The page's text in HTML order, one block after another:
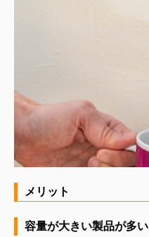
メリット
容量が大きい製品が多い